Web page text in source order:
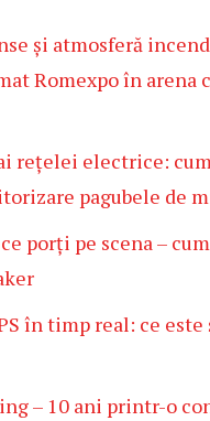
și atmosferă
Romexpo în arena
rețelei electrice:
pagubele de
porți pe scena –
în timp real: ce este
– 10 ani printr-o